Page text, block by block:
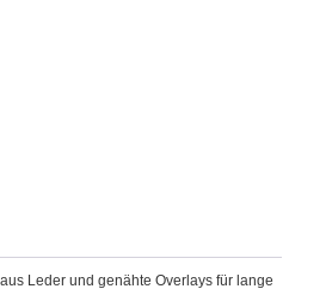
Leder und genähte Overlays für lange